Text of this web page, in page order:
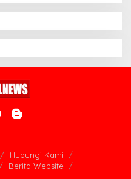
Hubungi Kami
Berita Website